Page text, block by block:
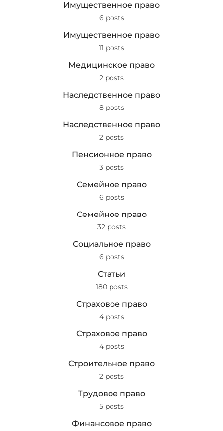
Имущественное право
6 posts
Имущественное право
11 posts
Медицинское право
2 posts
Наследственное право
8 posts
Наследственное право
2 posts
Пенсионное право
3 posts
Семейное право
6 posts
Семейное право
32 posts
Социальное право
6 posts
Статьи
180 posts
Страховое право
4 posts
Страховое право
4 posts
Строительное право
2 posts
Трудовое право
5 posts
Финансовое право